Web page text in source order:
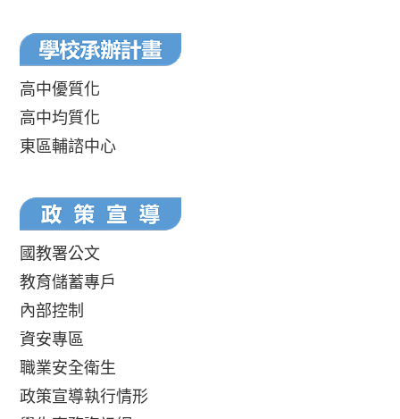
高中優質化
高中均質化
東區輔諮中心
國教署公文
教育儲蓄專戶
內部控制
資安專區
職業安全衛生
政策宣導執行情形